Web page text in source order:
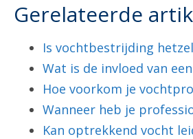
Gerelateerde
Is vochtbestrijding
Wat is de invloed van
Hoe voorkom je
Wanneer heb je
Kan optrekkend vocht